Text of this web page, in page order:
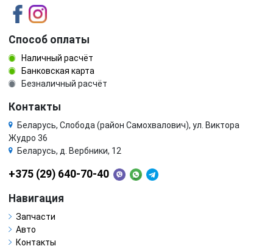
Способ оплаты
Наличный расчёт
Банковская карта
Безналичный расчёт
Контакты
Беларусь, Слобода (район Самохвалович), ул. Виктора
Жудро 36
Беларусь, д. Вербники, 12
+375 (29) 640-70-40
Навигация
Запчасти
Авто
Контакты